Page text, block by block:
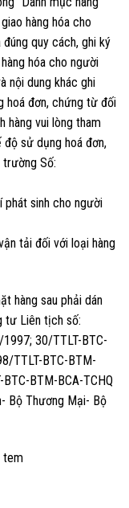
hàng hóa cho
quy cách, ghi ký
hóa cho người
nội dung khác ghi
hoá đơn, chứng từ đối
hàng vui lòng tham
độ sử dụng hoá đơn,
Số:
phát sinh cho người
tải đối với loại hàng
hàng sau phải dán
tư Liên tịch số:
30/TTLT-BTC-
TTLT-BTC-BTM-
BTM-BCA-TCHQ
Bộ Thương Mại- Bộ
tem